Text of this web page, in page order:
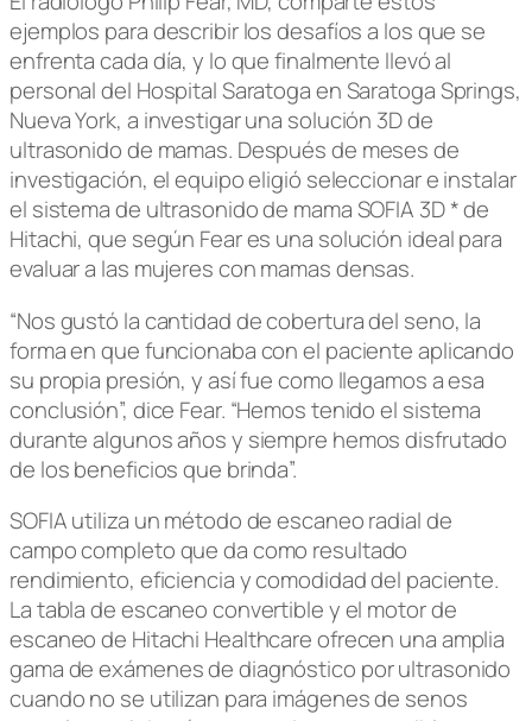
ejemplos para describir los desafíos a los que se
enfrenta cada día, y lo que finalmente llevó al
personal del Hospital Saratoga en Saratoga Springs,
Nueva York, a investigar una solución 3D de
ultrasonido de mamas. Después de meses de
investigación, el equipo eligió seleccionar e instalar
el sistema de ultrasonido de mama SOFIA 3D * de
Hitachi, que según Fear es una solución ideal para
evaluar a las mujeres con mamas densas.
“Nos gustó la cantidad de cobertura del seno, la
forma en que funcionaba con el paciente aplicando
su propia presión, y así fue como llegamos a esa
conclusión”, dice Fear. “Hemos tenido el sistema
durante algunos años y siempre hemos disfrutado
de los beneficios que brinda”.
SOFIA utiliza un método de escaneo radial de
campo completo que da como resultado
rendimiento, eficiencia y comodidad del paciente.
La tabla de escaneo convertible y el motor de
escaneo de Hitachi Healthcare ofrecen una amplia
gama de exámenes de diagnóstico por ultrasonido
cuando no se utilizan para imágenes de senos